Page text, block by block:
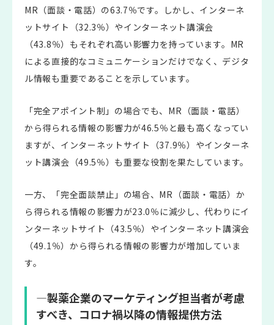
MR（面談・電話）の63.7％です。しかし、インターネ
ットサイト（32.3％）やインターネット講演会
（43.8％）もそれぞれ高い影響力を持っています。MR
による直接的なコミュニケーションだけでなく、デジタ
ル情報も重要であることを示しています。
「完全アポイント制」の場合でも、MR（面談・電話）
から得られる情報の影響力が46.5％と最も高くなってい
ますが、インターネットサイト（37.9％）やインターネ
ット講演会（49.5％）も重要な役割を果たしています。
一方、「完全面談禁止」の場合、MR（面談・電話）か
ら得られる情報の影響力が23.0％に減少し、代わりにイ
ンターネットサイト（43.5％）やインターネット講演会
（49.1％）から得られる情報の影響力が増加していま
す。
―製薬企業のマーケティング担当者が考慮
すべき、コロナ禍以降の情報提供方法